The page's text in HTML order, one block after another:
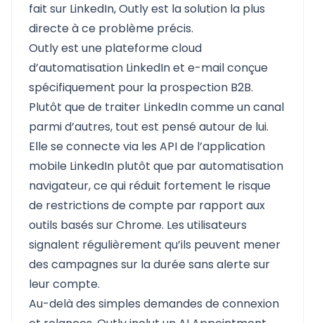
fait sur LinkedIn,Outlyest la solution la plus
directe à ce problème précis.
Outly est une plateforme cloud
d’automatisation LinkedIn et e-mail conçue
spécifiquement pour la prospection B2B.
Plutôt que de traiter LinkedIn comme un canal
parmi d’autres, tout est pensé autour de lui.
Elle se connecte via les API de l’application
mobile LinkedIn plutôt que par automatisation
navigateur, ce qui réduit fortement le risque
de restrictions de compte par rapport aux
outils basés sur Chrome. Les utilisateurs
signalent régulièrement qu’ils peuvent mener
des campagnes sur la durée sans alerte sur
leur compte.
Au-delà des simples demandes de connexion